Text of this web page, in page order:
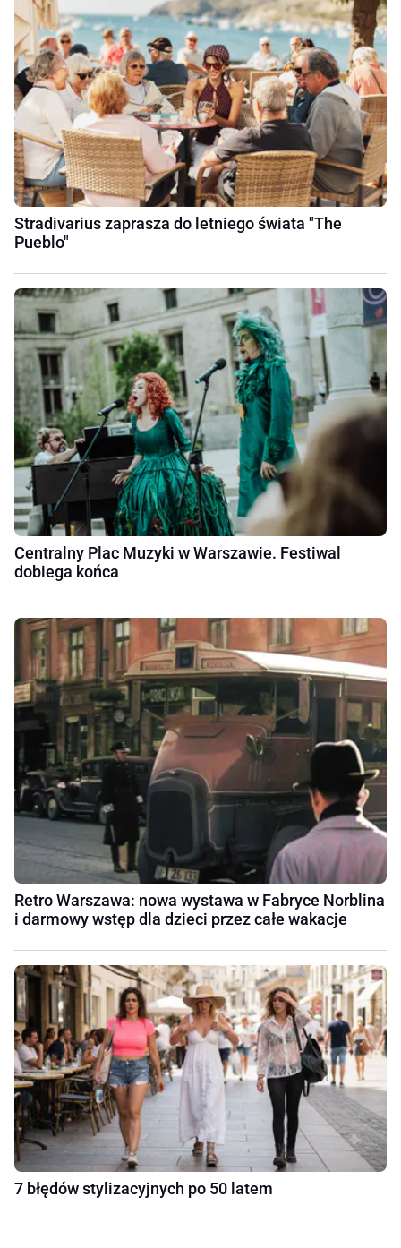
Stradivarius zaprasza do letniego świata "The
Pueblo"
Centralny Plac Muzyki w Warszawie. Festiwal
dobiega końca
Retro Warszawa: nowa wystawa w Fabryce Norblina
i darmowy wstęp dla dzieci przez całe wakacje
7 błędów stylizacyjnych po 50 latem